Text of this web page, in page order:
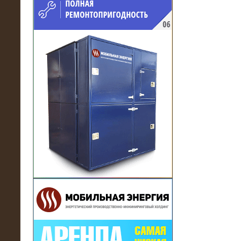
21.03.2017
Комплектная трансформаторная
подстанция 6 МВА (морское
исполнение, IP56)